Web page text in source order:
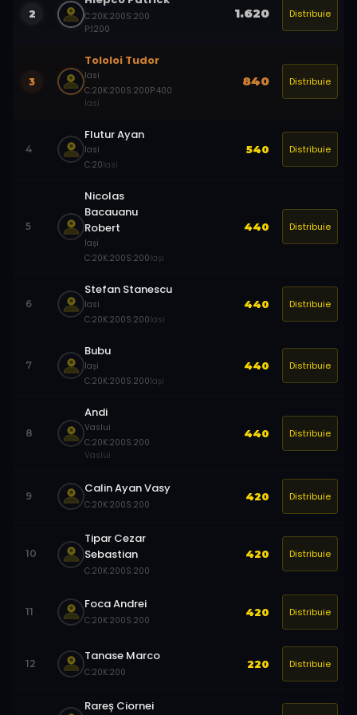
2 C:20K:200S:200
P:1200
1.620 Distribuie
3
Tololoi Tudor
Iasi
C:20K:200S:200P:400
Iasi
840 Distribuie
4
Flutur Ayan
Iasi
C:20Iasi
540 Distribuie
5
Nicolas
Bacauanu
Robert
Iași
C:20K:200S:200Iași
440 Distribuie
6
Stefan Stanescu
Iasi
C:20K:200S:200Iasi
440 Distribuie
7
Bubu
Iași
C:20K:200S:200Iași
440 Distribuie
8
Andi
Vaslui
C:20K:200S:200
Vaslui
440 Distribuie
9
Calin Ayan Vasy
C:20K:200S:200
420 Distribuie
10
Tipar Cezar
Sebastian
C:20K:200S:200
420 Distribuie
11
Foca Andrei
C:20K:200S:200
420 Distribuie
12
Tanase Marco
C:20K:200
220 Distribuie
Rareș Ciornei